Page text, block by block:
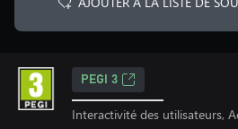
PEGI 3
Interactivité des utilisateurs,